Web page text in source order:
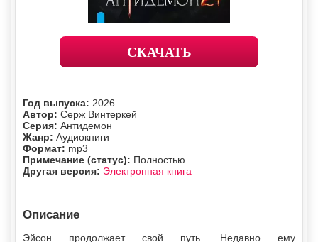
СКАЧАТЬ
Год выпуска: 2026
Автор: Серж Винтеркей
Серия: Антидемон
Жанр: Аудиокниги
Формат: mp3
Примечание (статус): Полностью
Другая версия: Электронная книга
Описание
Эйсон продолжает свой путь. Недавно ему